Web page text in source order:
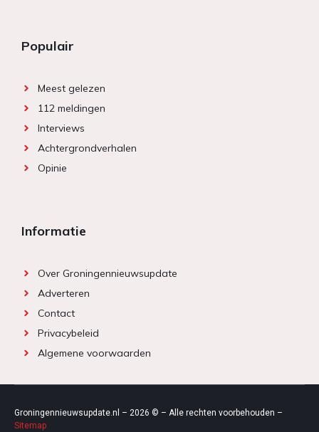
Populair
Meest gelezen
112 meldingen
Interviews
Achtergrondverhalen
Opinie
Informatie
Over Groningennieuwsupdate
Adverteren
Contact
Privacybeleid
Algemene voorwaarden
Groningennieuwsupdate.nl – 2026 © – Alle rechten voorbehouden –
Sitemap